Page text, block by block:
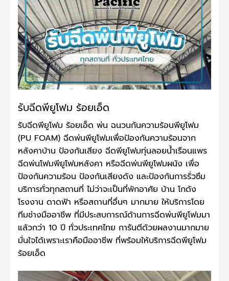
รับฉีดพียูโฟม ร้อยเอ็ด
รับฉีดพียูโฟม ร้อยเอ็ด พ่น ฉนวนกันความร้อนพียูโฟม
(PU FOAM) ฉีดพ่นพียูโฟมเพื่อป้องกันความร้อนจาก
หลังคาบ้าน ป้องกันเสียง ฉีดพียูโฟมทุ่นลอยน้ำเรือนแพร
ฉีดพ่นโฟมพียูโฟมหลังคา หรือฉีดพ่นพียูโฟมผนัง เพื่อ
ป้องกันความร้อน ป้องกันเสียงดัง และป้องกันการรั่วซึม
บริการทั่วทุกสถานที่ ไม่ว่าจะเป็นที่พักอาศัย บ้าน โกดัง
โรงงาน ดาดฟ้า หรือสถานที่อื่นๆ มากมาย ให้บริการโดย
ทีมช่างมืออาชีพ ที่มีประสบการณ์ด้านการฉีดพ่นพียูโฟมมา
แล้วกว่า 10 ปี ทั่วประเทศไทย การันตีด้วยผลงานมากมาย
มั่นใจได้เพราะเราคือมืออาชีพ ที่พร้อมให้บริการฉีดพียูโฟม
ร้อยเอ็ด